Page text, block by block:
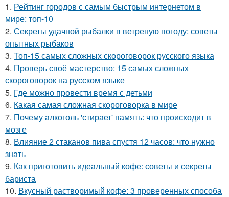
1. Рейтинг городов с самым быстрым интернетом в
мире: топ-10
2. Секреты удачной рыбалки в ветреную погоду: советы
опытных рыбаков
3. Топ-15 самых сложных скороговорок русского языка
4. Проверь своё мастерство: 15 самых сложных
скороговорок на русском языке
5. Где можно провести время с детьми
6. Какая самая сложная скороговорка в мире
7. Почему алкоголь 'стирает' память: что происходит в
мозге
8. Влияние 2 стаканов пива спустя 12 часов: что нужно
знать
9. Как приготовить идеальный кофе: советы и секреты
бариста
10. Вкусный растворимый кофе: 3 проверенных способа